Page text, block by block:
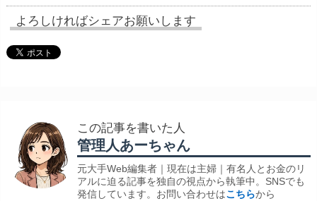
よろしければシェアお願いします
この記事を書いた人
管理人あーちゃん
元大手Web編集者｜現在は主婦｜有名人とお金のリ
アルに迫る記事を独自の視点から執筆中。SNSでも
発信しています。お問い合わせはこちらから